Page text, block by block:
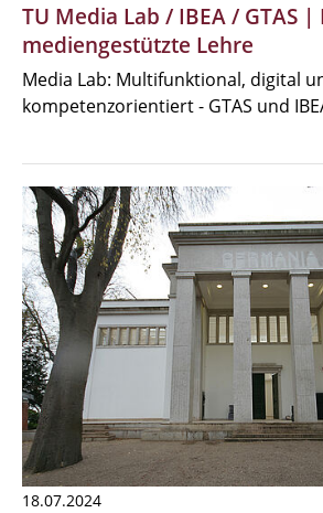
TU Media Lab / IBEA / GTAS
mediengestützte Lehre
Media Lab: Multifunktional, digital
kompetenzorientiert - GTAS und
18.07.2024